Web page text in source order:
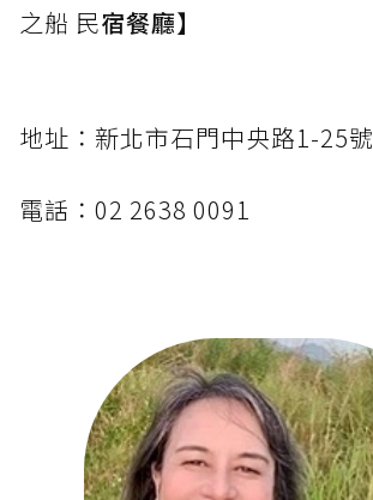
之船 民宿餐廳】
地址：新北市石門中央路1-25號
電話：02 2638 0091